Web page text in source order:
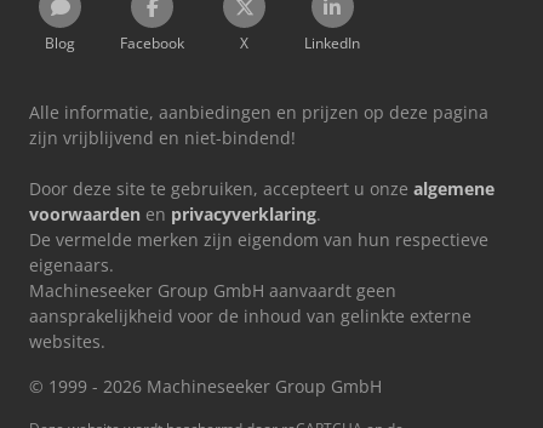
Blog Facebook X LinkedIn
Alle informatie, aanbiedingen en prijzen op deze pagina
zijn vrijblijvend en niet-bindend!
Door deze site te gebruiken, accepteert u onze algemene
voorwaarden en privacyverklaring.
De vermelde merken zijn eigendom van hun respectieve
eigenaars.
Machineseeker Group GmbH aanvaardt geen
aansprakelijkheid voor de inhoud van gelinkte externe
websites.
© 1999 - 2026 Machineseeker Group GmbH